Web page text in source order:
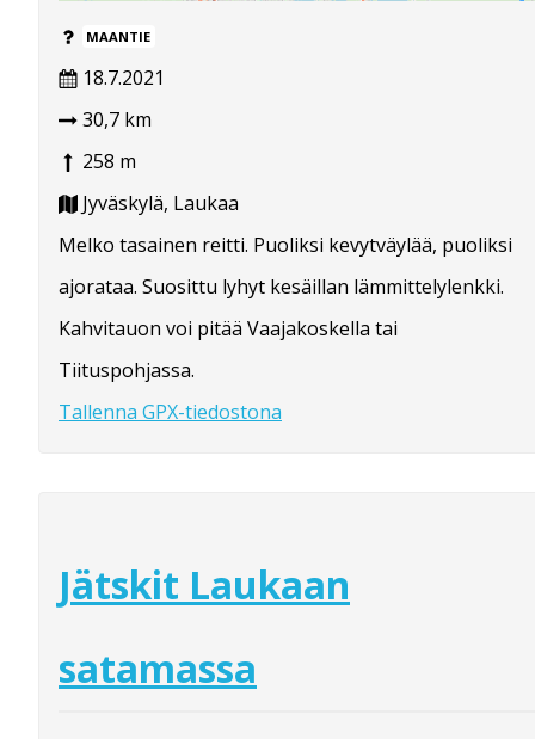
MAANTIE
18.7.2021
30,7 km
258 m
Jyväskylä, Laukaa
Melko tasainen reitti. Puoliksi kevytväylää, puoliksi
ajorataa. Suosittu lyhyt kesäillan lämmittelylenkki.
Kahvitauon voi pitää Vaajakoskella tai
Tiituspohjassa.
Tallenna GPX-tiedostona
Jätskit Laukaan
satamassa